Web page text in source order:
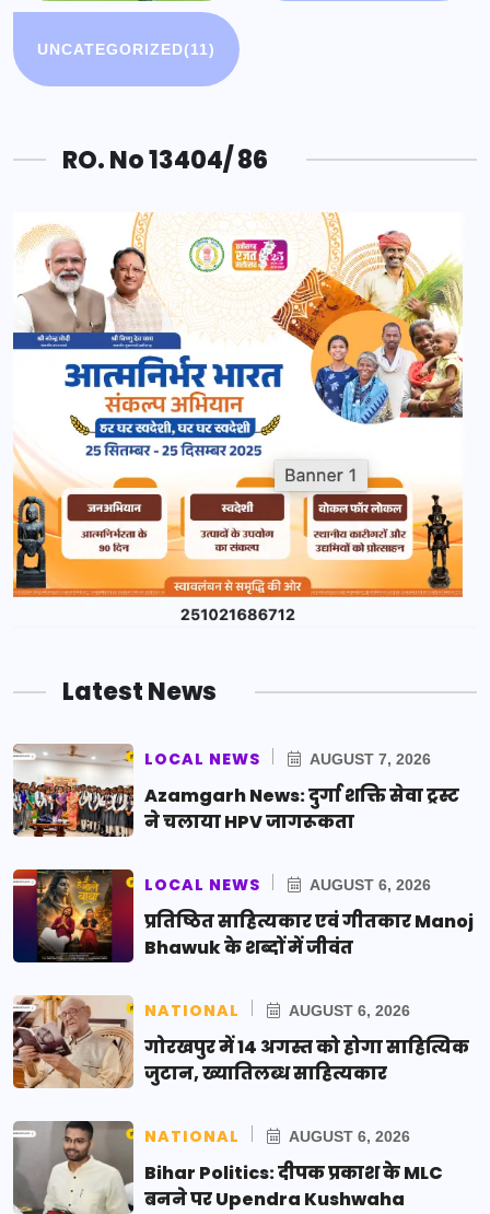
UNCATEGORIZED(11)
RO. No 13404/ 86
Latest News
LOCAL NEWS AUGUST 7, 2026
Azamgarh News: दुर्गा शक्ति सेवा ट्रस्ट
ने चलाया HPV जागरूकता
LOCAL NEWS AUGUST 6, 2026
प्रतिष्ठित साहित्यकार एवं गीतकार Manoj
Bhawuk के शब्दों में जीवंत
NATIONAL AUGUST 6, 2026
गोरखपुर में 14 अगस्त को होगा साहित्यिक
जुटान, ख्यातिलब्ध साहित्यकार
NATIONAL AUGUST 6, 2026
Bihar Politics: दीपक प्रकाश के MLC
बनने पर Upendra Kushwaha